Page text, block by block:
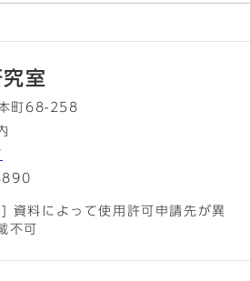
室
町68-258
資料によって使用許可申請先が異
不可